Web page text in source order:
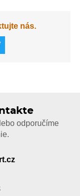
nás.
odporučíme